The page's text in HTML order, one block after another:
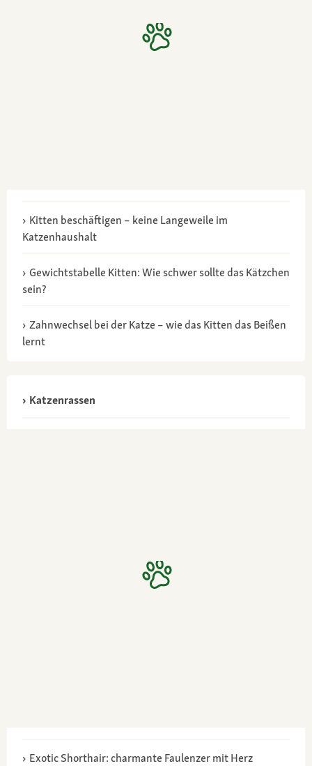
Kitten beschäftigen – keine Langeweile im
Katzenhaushalt
Gewichtstabelle Kitten: Wie schwer sollte das Kätzchen
sein?
Zahnwechsel bei der Katze – wie das Kitten das Beißen
lernt
Katzenrassen
Exotic Shorthair: charmante Faulenzer mit Herz